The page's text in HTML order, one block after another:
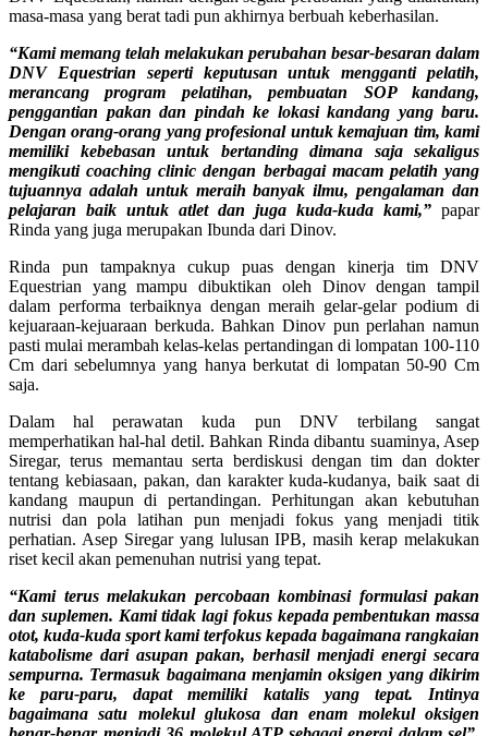
masa-masa yang berat tadi pun akhirnya berbuah keberhasilan.
“Kami memang telah melakukan perubahan besar-besaran dalam
DNV Equestrian seperti keputusan untuk mengganti pelatih,
merancang program pelatihan, pembuatan SOP kandang,
penggantian pakan dan pindah ke lokasi kandang yang baru.
Dengan orang-orang yang profesional untuk kemajuan tim, kami
memiliki kebebasan untuk bertanding dimana saja sekaligus
mengikuti coaching clinic dengan berbagai macam pelatih yang
tujuannya adalah untuk meraih banyak ilmu, pengalaman dan
pelajaran baik untuk atlet dan juga kuda-kuda kami,” papar
Rinda yang juga merupakan Ibunda dari Dinov.
Rinda pun tampaknya cukup puas dengan kinerja tim DNV
Equestrian yang mampu dibuktikan oleh Dinov dengan tampil
dalam performa terbaiknya dengan meraih gelar-gelar podium di
kejuaraan-kejuaraan berkuda. Bahkan Dinov pun perlahan namun
pasti mulai merambah kelas-kelas pertandingan di lompatan 100-110
Cm dari sebelumnya yang hanya berkutat di lompatan 50-90 Cm
saja.
Dalam hal perawatan kuda pun DNV terbilang sangat
memperhatikan hal-hal detil. Bahkan Rinda dibantu suaminya, Asep
Siregar, terus memantau serta berdiskusi dengan tim dan dokter
tentang kebiasaan, pakan, dan karakter kuda-kudanya, baik saat di
kandang maupun di pertandingan. Perhitungan akan kebutuhan
nutrisi dan pola latihan pun menjadi fokus yang menjadi titik
perhatian. Asep Siregar yang lulusan IPB, masih kerap melakukan
riset kecil akan pemenuhan nutrisi yang tepat.
“Kami terus melakukan percobaan kombinasi formulasi pakan
dan suplemen. Kami tidak lagi fokus kepada pembentukan massa
otot, kuda-kuda sport kami terfokus kepada bagaimana rangkaian
katabolisme dari asupan pakan, berhasil menjadi energi secara
sempurna. Termasuk bagaimana menjamin oksigen yang dikirim
ke paru-paru, dapat memiliki katalis yang tepat. Intinya
bagaimana satu molekul glukosa dan enam molekul oksigen